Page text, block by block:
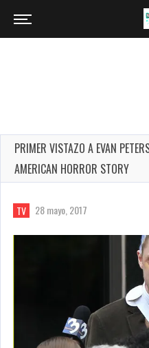
PRIMER VISTAZO A EVAN
AMERICAN HORROR STORY
TV 28 mayo, 2017